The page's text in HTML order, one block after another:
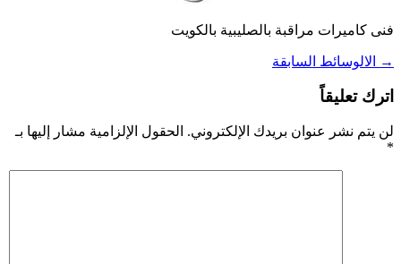
فنى كاميرات مراقبة بالصليبية بالكويت
→ الالوسائط السابقة
اترك تعليقاً
لن يتم نشر عنوان بريدك الإلكتروني. الحقول الإلزامية مشار إليها بـ
*